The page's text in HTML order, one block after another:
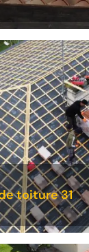
toiture 31